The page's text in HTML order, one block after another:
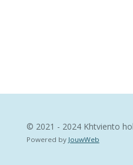
© 2021 - 2024 Khtviento
Powered by JouwWeb